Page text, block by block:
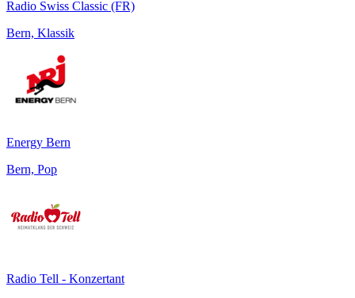
Radio Swiss Classic (FR)
Bern, Klassik
Energy Bern
Bern, Pop
Radio Tell - Konzertant